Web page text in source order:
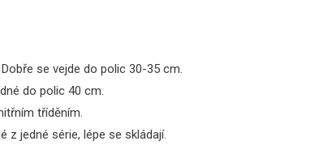
se vejde do polic 30-35 cm.
do polic 40 cm.
tříděním.
z jedné série, lépe se skládají.